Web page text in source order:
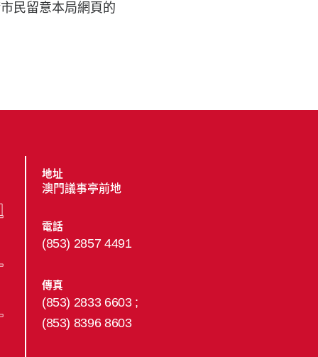
民留意本局網頁的
地址
澳門議事亭前地
電話
(853) 2857 4491
傳真
(853) 2833 6603 ;
(853) 8396 8603